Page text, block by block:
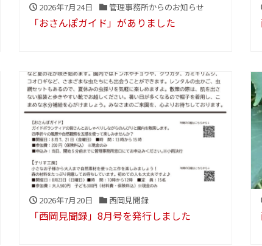
2026年7月24日 管理事務所からのお知らせ
「おさんぽガイド」がありました
2026年7月20日 西岡見聞録
「西岡見聞録」8月号を発行しました